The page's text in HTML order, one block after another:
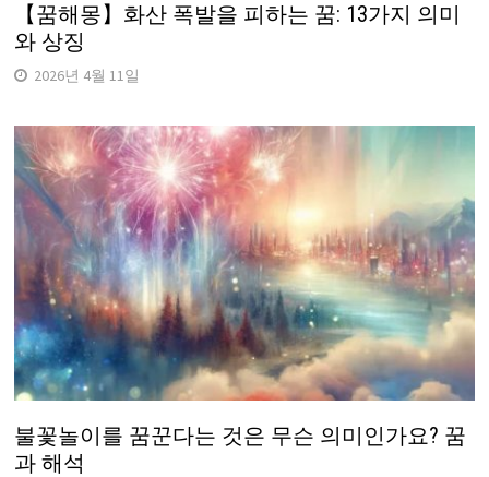
【꿈해몽】화산 폭발을 피하는 꿈: 13가지 의미
와 상징
2026년 4월 11일
불꽃놀이를 꿈꾼다는 것은 무슨 의미인가요? 꿈
과 해석